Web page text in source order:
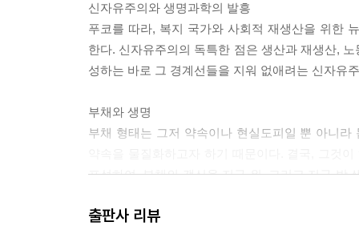
경제와 믿음 280
다시 태어난 국가 : 미국, 복음주의, 그리고 생명의
부채 제국주의 : 1971년 이후의 미국 288
신자유주의 : 믿음의 경제학 295
에필로그 310
참고 문헌 321
인명 찾아보기 342
신자유주의와 생명과학의 발흥
푸코를 따라, 복지 국가와 사회적 재생산을 위한
한다. 신자유주의의 독특한 점은 생산과 재생산,
성하는 바로 그 경계선들을 지워 없애려는 신자유
부채와 생명
부채 형태는 그저 약속이나 현실도피일 뿐 아니
포섭하여, 부채의 갱신을 지구 위, 그리고 지구 밖
출판사 리뷰